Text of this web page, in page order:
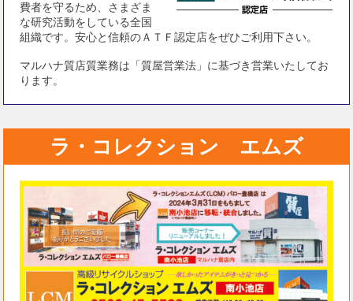
費者を守るため、さまざま
な研究活動をしている全国
組織です。安心と信頼のＡＴＦ認定店をぜひご利用下さい。
マルハナ質店質業務は「質屋営業法」に基づき営業いたしてお
ります。
ラ・コレクション エムズ